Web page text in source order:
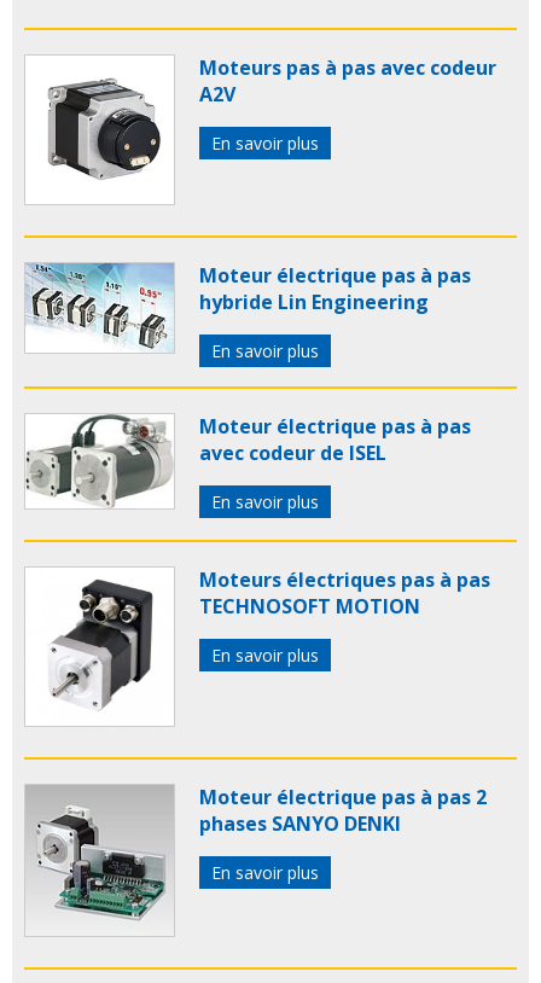
Moteurs pas à pas avec codeur
A2V
En savoir plus
Moteur électrique pas à pas
hybride Lin Engineering
En savoir plus
Moteur électrique pas à pas
avec codeur de ISEL
En savoir plus
Moteurs électriques pas à pas
TECHNOSOFT MOTION
En savoir plus
Moteur électrique pas à pas 2
phases SANYO DENKI
En savoir plus